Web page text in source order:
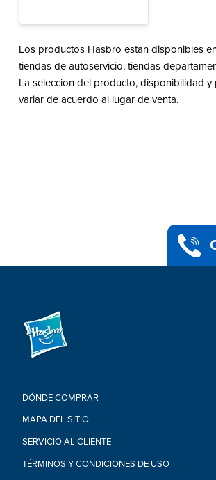
Los productos Hasbro estan disponibles
tiendas de autoservicio, tiendas
La seleccion del producto, disponibilidad y
variar de acuerdo al lugar de venta.
DÓNDE COMPRAR
MAPA DEL SITIO
SERVICIO AL CLIENTE
TÉRMINOS Y CONDICIONES DE USO